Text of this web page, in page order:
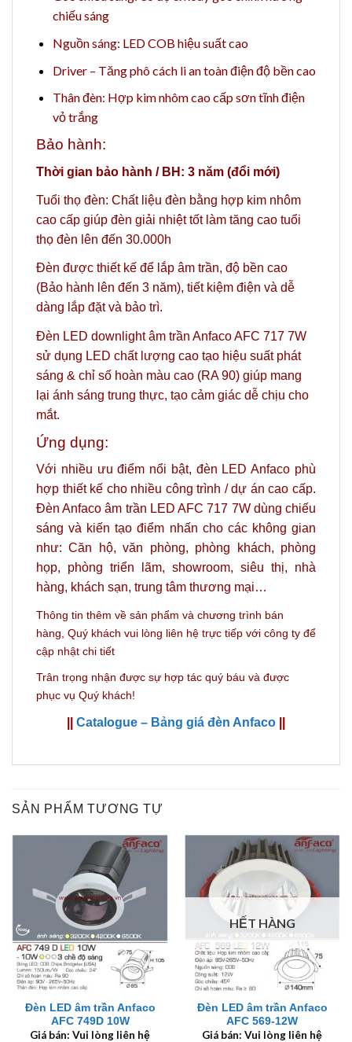
chiếu sáng
Nguồn sáng: LED COB hiệu suất cao
Driver – Tăng phô cách li an toàn điện độ bền cao
Thân đèn: Hợp kim nhôm cao cấp sơn tĩnh điện
vỏ trắng
Bảo hành:
Thời gian bảo hành / BH: 3 năm (đổi mới)
Tuổi thọ đèn: Chất liệu đèn bằng hợp kim nhôm
cao cấp giúp đèn giải nhiệt tốt làm tăng cao tuổi
thọ đèn lên đến 30.000h
Đèn được thiết kế để lắp âm trần, độ bền cao
(Bảo hành lên đến 3 năm), tiết kiệm điện và dễ
dàng lắp đặt và bảo trì.
Đèn LED downlight âm trần Anfaco AFC 717 7W
sử dụng LED chất lượng cao tạo hiệu suất phát
sáng & chỉ số hoàn màu cao (RA 90) giúp mang
lại ánh sáng trung thực, tạo cảm giác dễ chịu cho
mắt.
Ứng dụng:
Với nhiều ưu điểm nổi bật, đèn LED Anfaco phù
hợp thiết kế cho nhiều công trình / dự án cao cấp.
Đèn Anfaco âm trần LED AFC 717 7W dùng chiếu
sáng và kiến tạo điểm nhấn cho các không gian
như: Căn hộ, văn phòng, phòng khách, phòng
họp, phòng triển lãm, showroom, siêu thị, nhà
hàng, khách sạn, trung tâm thương mại…
Thông tin thêm về sản phẩm và chương trình bán
hàng, Quý khách vui lòng liên hệ trực tiếp với công ty để
cập nhật chi tiết
Trân trọng nhận được sự hợp tác quý báu và được
phục vụ Quý khách!
Catalogue – Bảng giá đèn Anfaco
SẢN PHẨM TƯƠNG TỰ
Đèn LED âm trần Anfaco
AFC 749D 10W
Giá bán: Vui lòng liên hệ
HẾT HÀNG
Đèn LED âm trần Anfaco
AFC 569-12W
Giá bán: Vui lòng liên hệ